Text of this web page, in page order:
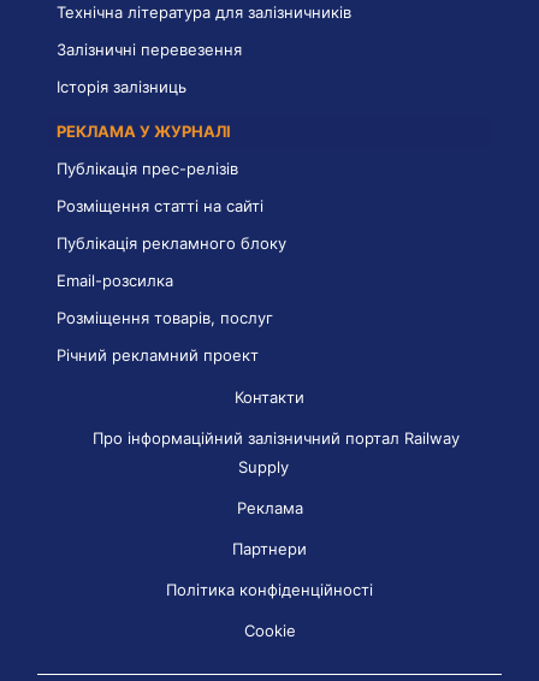
Технічна література для залізничників
Залізничні перевезення
Історія залізниць
РЕКЛАМА У ЖУРНАЛІ
Публікація прес-релізів
Розміщення статті на сайті
Публікація рекламного блоку
Email-розсилка
Розміщення товарів, послуг
Річний рекламний проект
Контакти
Про інформаційний залізничний портал Railway
Supply
Реклама
Партнери
Політика конфіденційності
Cookie